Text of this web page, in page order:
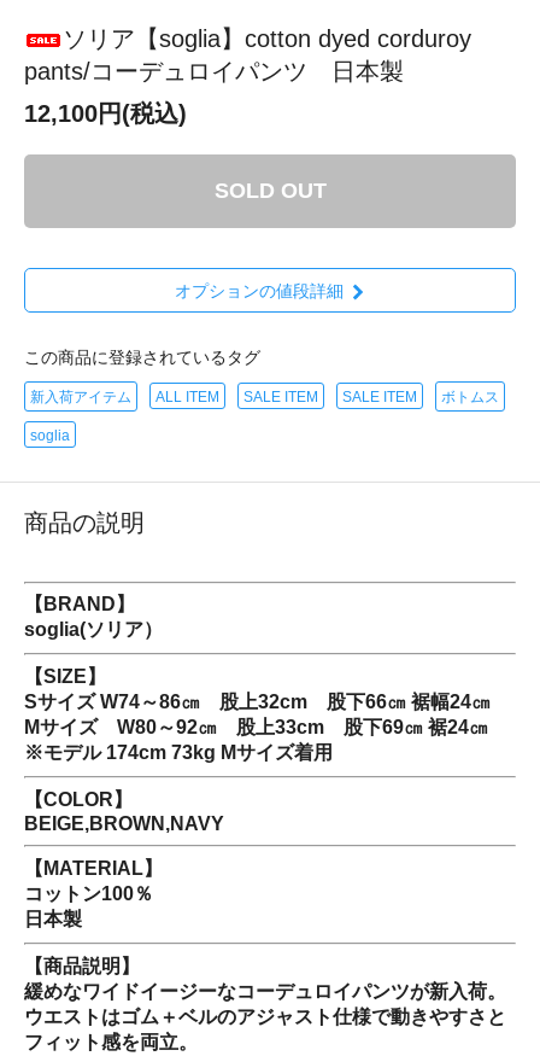
ソリア【soglia】cotton dyed corduroy
pants/コーデュロイパンツ 日本製
12,100円(税込)
SOLD OUT
オプションの値段詳細
この商品に登録されているタグ
新入荷アイテム ALL ITEM SALE ITEM SALE ITEM ボトムス
soglia
商品の説明
【BRAND】
soglia(ソリア）
【SIZE】
Sサイズ W74～86㎝ 股上32cm 股下66㎝ 裾幅24㎝
Mサイズ W80～92㎝ 股上33cm 股下69㎝ 裾24㎝
※モデル 174cm 73kg Mサイズ着用
【COLOR】
BEIGE,BROWN,NAVY
【MATERIAL】
コットン100％
日本製
【商品説明】
緩めなワイドイージーなコーデュロイパンツが新入荷。
ウエストはゴム＋ベルのアジャスト仕様で動きやすさと
フィット感を両立。